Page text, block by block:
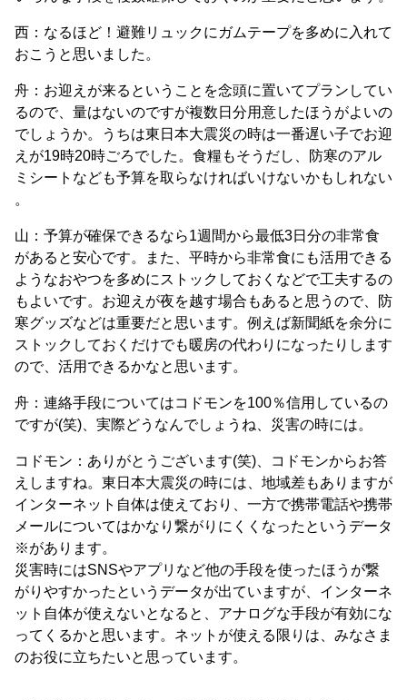
西：なるほど！避難リュックにガムテープを多めに入れて
おこうと思いました。
舟：お迎えが来るということを念頭に置いてプランしてい
るので、量はないのですが複数日分用意したほうがよいの
でしょうか。うちは東日本大震災の時は一番遅い子でお迎
えが19時20時ごろでした。食糧もそうだし、防寒のアル
ミシートなども予算を取らなければいけないかもしれない
。
山：予算が確保できるなら1週間から最低3日分の非常食
があると安心です。また、平時から非常食にも活用できる
ようなおやつを多めにストックしておくなどで工夫するの
もよいです。お迎えが夜を越す場合もあると思うので、防
寒グッズなどは重要だと思います。例えば新聞紙を余分に
ストックしておくだけでも暖房の代わりになったりします
ので、活用できるかなと思います。
舟：連絡手段についてはコドモンを100％信用しているの
ですが(笑)、実際どうなんでしょうね、災害の時には。
コドモン：ありがとうございます(笑)、コドモンからお答
えしますね。東日本大震災の時には、地域差もありますが
インターネット自体は使えており、一方で携帯電話や携帯
メールについてはかなり繋がりにくくなったというデータ
※があります。
災害時にはSNSやアプリなど他の手段を使ったほうが繋
がりやすかったというデータが出ていますが、インターネ
ット自体が使えないとなると、アナログな手段が有効にな
ってくるかと思います。ネットが使える限りは、みなさま
のお役に立ちたいと思っています。